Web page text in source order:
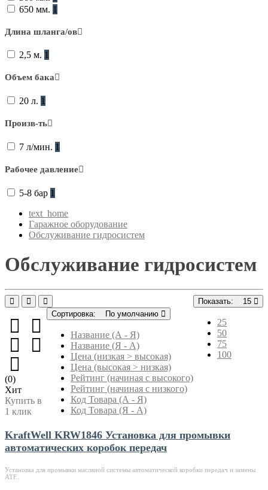
650 мм. 1
Длина шланга/ов
2,5 м. 1
Объем бака
20 л. 1
Произв-ть
7 л/мин. 1
Рабочее давление
5-8 бар 1
text_home
Гаражное оборудование
Обслуживание гидросистем
Обслуживание гидросистем
Показать: 15
25
50
75
100
Сортировка: По умолчанию
Название (А - Я)
Название (Я - А)
Цена (низкая > высокая)
Цена (высокая > низкая)
Рейтинг (начиная с высокого)
Рейтинг (начиная с низкого)
Код Товара (А - Я)
Код Товара (Я - А)
(0)
Хит
Купить в
1 клик
KraftWell KRW1846 Установка для промывки
автоматических коробок передач
Установка для промывки масляной системы автоматической коробки передач и замены
ATF..